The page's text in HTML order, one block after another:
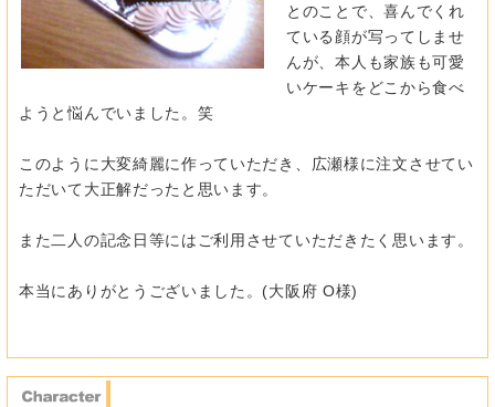
とのことで、喜んでくれ
ている顔が写ってしませ
んが、本人も家族も可愛
いケーキをどこから食べ
ようと悩んでいました。笑
このように大変綺麗に作っていただき、広瀬様に注文させてい
ただいて大正解だったと思います。
また二人の記念日等にはご利用させていただきたく思います。
本当にありがとうございました。(大阪府 O様)